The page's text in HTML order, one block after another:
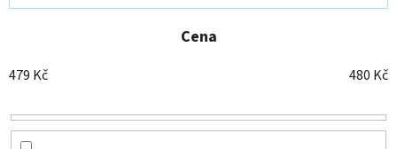
z
n
í
p
r
Cena
479 Kč 480 Kč